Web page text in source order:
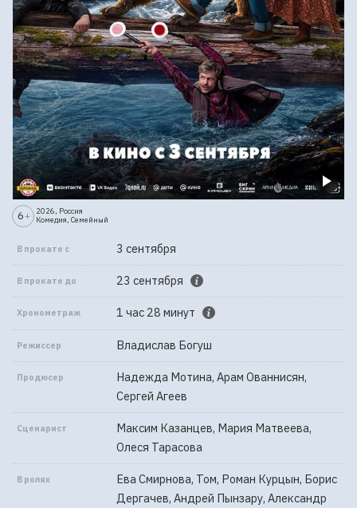
6 +
2026, Россия
Комедия, Семейный
В прокате с 3 сентября
В прокате до 23 сентября
Хронометраж 1 час 28 минут
Режиссер Владислав Богуш
Продюсер
Надежда Мотина, Арам Ованнисян,
Сергей Агеев
Сценарист
Максим Казанцев, Мария Матвеева,
Олеся Тарасова
В ролях
Ева Смирнова, Том, Роман Курцын, Борис
Дергачев, Андрей Пынзару, Александр